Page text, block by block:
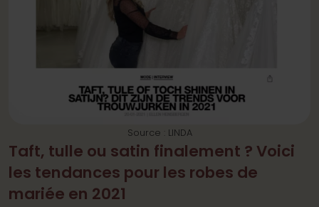
Taft, tulle ou satin finalement ? Voici
les tendances pour les robes de
mariée en 2021
Source : LINDA